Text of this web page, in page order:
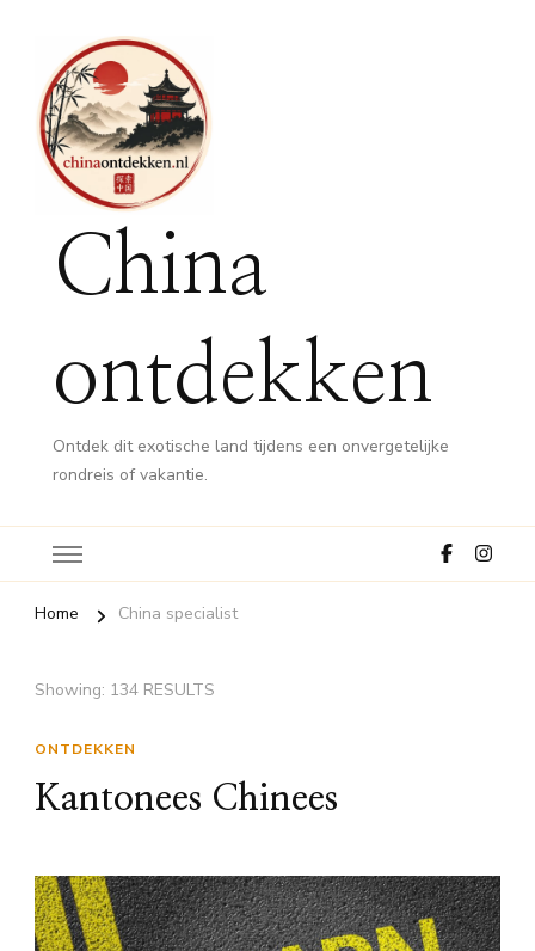
China
ontdekken
Ontdek dit exotische land tijdens een onvergetelijke
rondreis of vakantie.
Home China specialist
Showing: 134 RESULTS
ONTDEKKEN
Kantonees Chinees